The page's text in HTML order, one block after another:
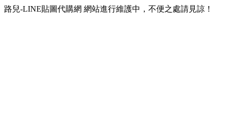
路兒-LINE貼圖代購網 網站進行維護中，不便之處請見諒！